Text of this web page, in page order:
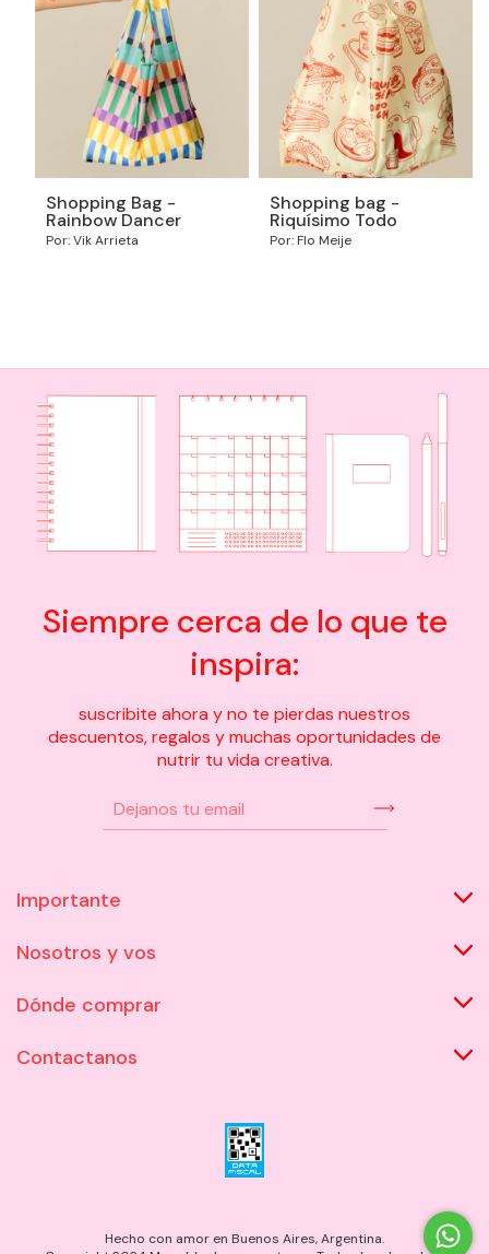
Shopping Bag -
Rainbow Dancer
Por: Vik Arrieta
Shopping bag -
Riquísimo Todo
Por: Flo Meije
Siempre cerca de lo que te
inspira:
suscribite ahora y no te pierdas nuestros
descuentos, regalos y muchas oportunidades de
nutrir tu vida creativa.
Importante
Nosotros y vos
Dónde comprar
Contactanos
Hecho con amor en Buenos Aires, Argentina.